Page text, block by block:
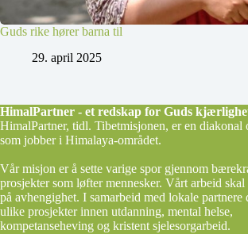
Guds rike hører barna til
29. april 2025
HimalPartner - et redskap for Guds
HimalPartner, tidl. Tibetmisjonen, er en diakonal
som jobber i Himalaya-området.
Vår misjon er å sette varige spor gjennom
prosjekter som løfter mennesker. Vårt arbeid skal
på avhengighet. I samarbeid med lokale partnere
ulike prosjekter innen utdanning, mental helse,
kompetanseheving og kristent sjelesorgarbeid.